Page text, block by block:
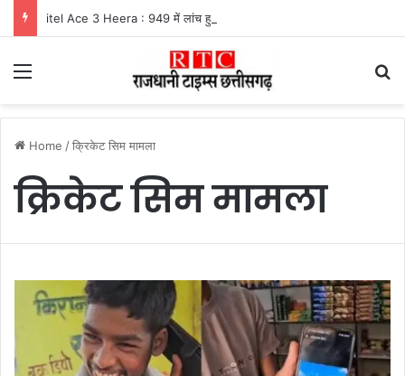
Menu
Home /क्रिकेट सिम मामला
क्रिकेट सिम मामला